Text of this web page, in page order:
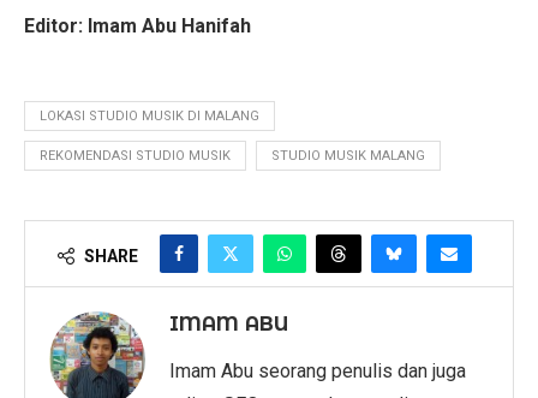
Editor: Imam Abu Hanifah
LOKASI STUDIO MUSIK DI MALANG
REKOMENDASI STUDIO MUSIK STUDIO MUSIK MALANG
SHARE
IMAM ABU
Imam Abu seorang penulis dan juga